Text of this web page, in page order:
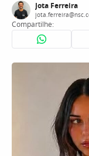
Jota Ferreira
Compartilhe: